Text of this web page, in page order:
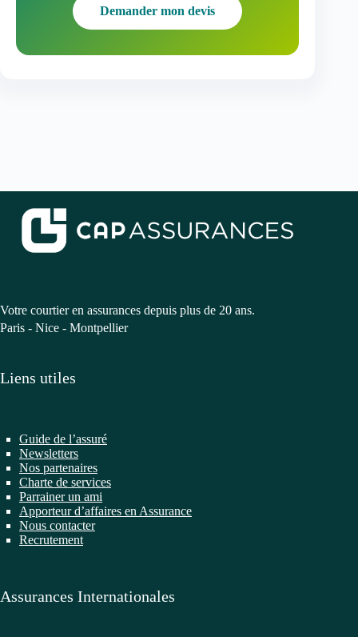
Demander mon devis
Votre courtier en assurances depuis plus de 20 ans.
Paris - Nice - Montpellier
Liens utiles
Guide de l’assuré
Newsletters
Nos partenaires
Charte de services
Parrainer un ami
Apporteur d’affaires en Assurance
Nous contacter
Recrutement
Assurances Internationales